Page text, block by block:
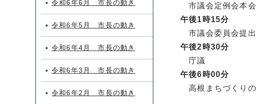
市議会定例会本
午後1時15分
市議会委員会提
午後2時30分
庁議
午後6時00分
高根まちづくり
令和6年6月 市長の動き
令和6年5月 市長の動き
令和6年4月 市長の動き
令和6年3月 市長の動き
令和6年2月 市長の動き